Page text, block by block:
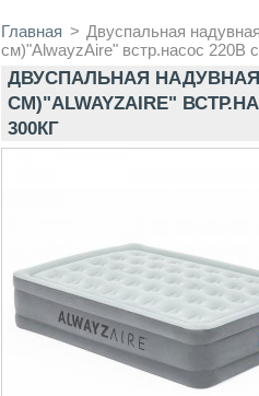
Главная > Двуспальная
см)"AlwayzAire" встр.насос 220В
ДВУСПАЛЬНАЯ НАДУВНАЯ
СМ)"ALWAYZAIRE"
300КГ